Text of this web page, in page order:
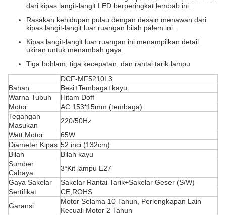
dari kipas langit-langit LED berperingkat lembab ini.
Rasakan kehidupan pulau dengan desain menawan dari
kipas langit-langit luar ruangan bilah palem ini.
Kipas langit-langit luar ruangan ini menampilkan detail
ukiran untuk menambah gaya.
Tiga bohlam, tiga kecepatan, dan rantai tarik lampu
DCF-MF5210L3
Bahan
Besi+Tembaga+kayu
Warna Tubuh
Hitam Doff
Motor
AC 153*15mm (tembaga)
Tegangan
Masukan
220/50Hz
Watt Motor
65W
Diameter Kipas 52 inci (132cm)
Bilah
Bilah kayu
Sumber
Cahaya
3*Kit lampu E27
Gaya Sakelar
Sakelar Rantai Tarik+Sakelar Geser (S/W)
Sertifikat
CE,ROHS
Garansi
Motor Selama 10 Tahun, Perlengkapan Lain
Kecuali Motor 2 Tahun